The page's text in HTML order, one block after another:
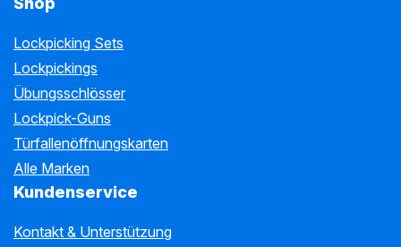
Lockpicking Sets
Lockpickings
Übungsschlösser
Lockpick-Guns
Türfallenöffnungskarten
Alle Marken
Kundenservice
Kontakt & Unterstützung